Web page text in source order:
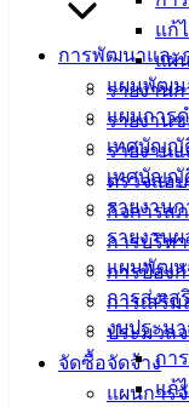
แก้
แผ
รายงานก
รายงาน
รายงาน
ตรวจสอ
กิจการส
การบริห
การป้อง
การเสริ
ประมวล
จัดซื้อจัดจ้าง
แผนการ
การพัฒนาและ
แผนพัฒน
แผนการ
เทศบัญญั
เทศบัญญั
รายงาน
รายงาน
แผนพัฒน
การส่งเ
งบประม
กา
แก้